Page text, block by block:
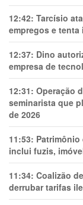
12:42: Tarcísio
empregos e
12:37: Dino
empresa de
12:31: Operação
seminarista que
de 2026
11:53: Patrimônio
inclui fuzis,
11:34: Coalizão
derrubar tarifas